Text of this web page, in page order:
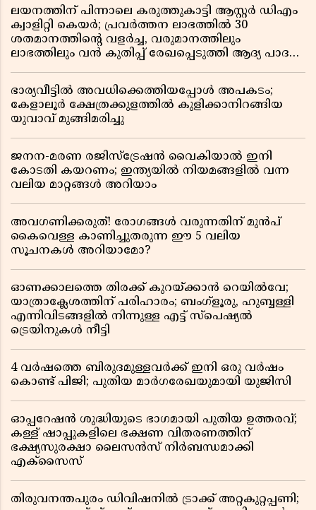
ലയനത്തിന് പിന്നാലെ കരുത്തുകാട്ടി ആസ്റ്റർ ഡിഎം
ക്വാളിറ്റി കെയർ; പ്രവർത്തന ലാഭത്തിൽ 30
ശതമാനത്തിൻ്റെ വളർച്ച, വരുമാനത്തിലും
ലാഭത്തിലും വൻ കുതിപ്പ് രേഖപ്പെടുത്തി ആദ്യ പാദ
ഭാര്യവീട്ടിൽ അവധിക്കെത്തിയപ്പോൾ അപകടം;
കേളാലൂർ ക്ഷേത്രക്കുളത്തിൽ കുളിക്കാനിറങ്ങിയ
യുവാവ് മുങ്ങിമരിച്ചു
ജനന-മരണ രജിസ്ട്രേഷൻ വൈകിയാൽ ഇനി
കോടതി കയറണം; ഇന്ത്യയിൽ നിയമങ്ങളിൽ വന്ന
വലിയ മാറ്റങ്ങൾ അറിയാം
അവഗണിക്കരുത്! രോഗങ്ങൾ വരുന്നതിന് മുൻപ്
കൈവെള്ള കാണിച്ചുതരുന്ന ഈ 5 വലിയ
സൂചനകൾ അറിയാമോ?
ഓണക്കാലത്തെ തിരക്ക് കുറയ്ക്കാൻ റെയിൽവേ;
യാത്രാക്ലേശത്തിന് പരിഹാരം; ബംഗ്ളൂരു, ഹുബ്ബള്ളി
എന്നിവിടങ്ങളിൽ നിന്നുള്ള എട്ട് സ്പെഷ്യൽ
ട്രെയിനുകൾ നീട്ടി
4 വർഷത്തെ ബിരുദമുള്ളവർക്ക് ഇനി ഒരു വർഷം
കൊണ്ട് പിജി; പുതിയ മാർഗരേഖയുമായി യുജിസി
ഓപ്പറേഷൻ ശുദ്ധിയുടെ ഭാഗമായി പുതിയ ഉത്തരവ്;
കള്ള് ഷാപ്പുകളിലെ ഭക്ഷണ വിതരണത്തിന്
ഭക്ഷ്യസുരക്ഷാ ലൈസൻസ് നിർബന്ധമാക്കി
എക്സൈസ്
തിരുവനന്തപുരം ഡിവിഷനിൽ ട്രാക്ക് അറ്റകുറ്റപ്പണി;